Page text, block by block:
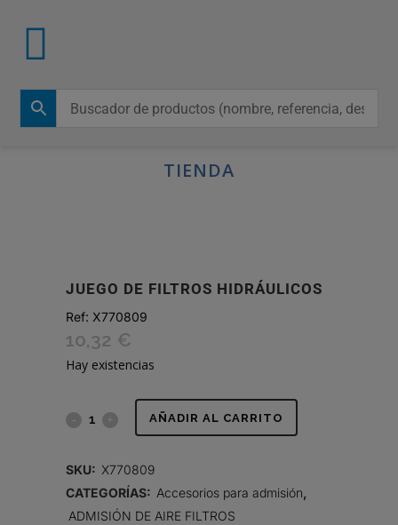
TIENDA
JUEGO DE FILTROS HIDRÁULICOS
Ref: X770809
10,32 €
Hay existencias
JUEGO
HIDRÁULICOS
AÑADIR AL CARRITO
SKU: X770809
CATEGORÍAS: Accesorios para admisión
ADMISIÓN DE AIRE FILTROS